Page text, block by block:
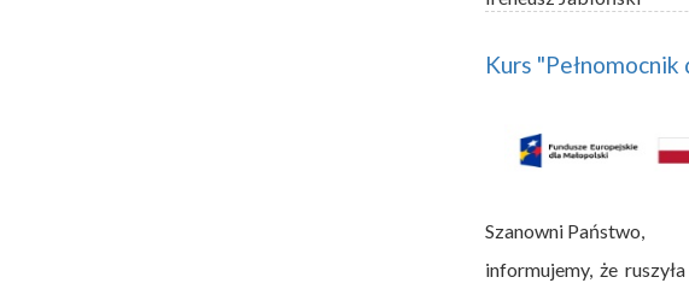
Kurs
Szanowni Państwo,
informujemy, że